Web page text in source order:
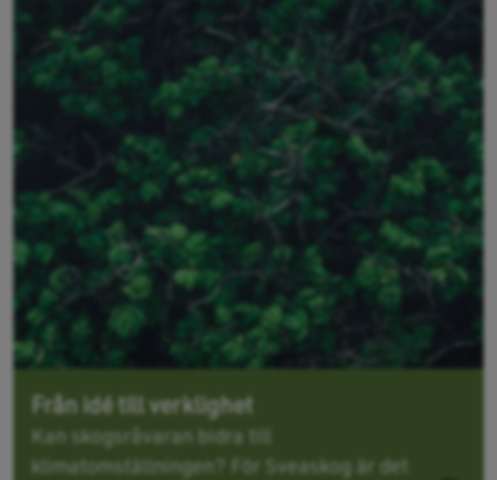
Från idé till verklighet
Kan skogsråvaran bidra till
klimatomställningen? För Sveaskog är det